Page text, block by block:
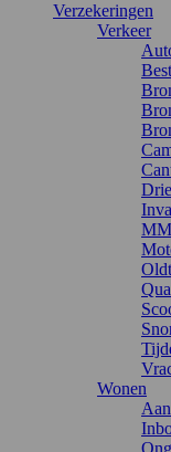
Verzekeringen
Verkeer
Wonen